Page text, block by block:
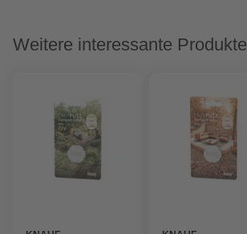
Weitere interessante Produkte